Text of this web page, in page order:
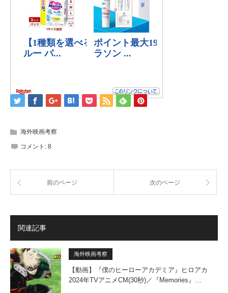
海外映画考察
コメント: 8
前のページ 次のページ
関連記事
海外映画考察
【動画】『僕のヒーローアカデミア』ヒロアカ
2024年TVアニメCM(30秒)／『Memories』…